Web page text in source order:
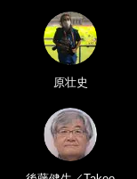
原壮史